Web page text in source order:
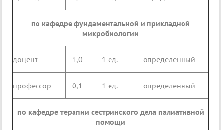
по кафедре фундаментальной и прикладной
микробиологии
доцент 1,0 1 ед. определенный
профессор 0,1 1 ед. определенный
по кафедре терапии сестринского дела палиативной
помощи